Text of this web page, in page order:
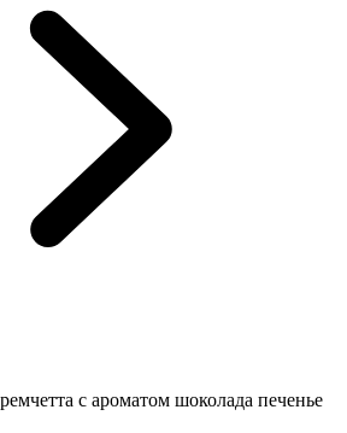
с ароматом шоколада печенье